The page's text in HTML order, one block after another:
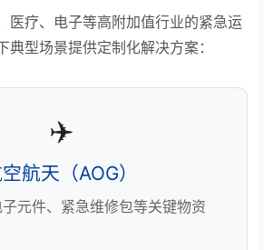
医疗、电子等高附加值行业的紧急运
典型场景提供定制化解决方案：
✈️
航天（AOG）
元件、紧急维修包等关键物资